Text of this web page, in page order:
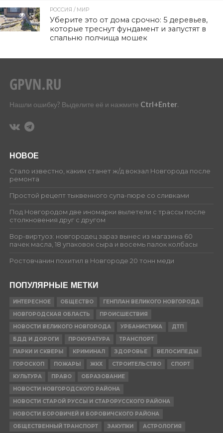
32
РОССИЯ / МИР
Уберите это от дома срочно: 5 деревьев,
которые треснут фундамент и запустят в
спальню полчища мошек
Нашли ошибку? Выделите её и нажмите Ctrl+Enter.
НОВОЕ
Стало известно, каким станет ж/д вокзал Новгорода после
ремонта
Простой рецепт тыквенного супа-пюре со сливками
Под Новгородом две иномарки вылетели с трассы после
столкновения друг с другом
Вор-виртуоз: новгородец зараз вынес из магазина 60
пачек масла, 18 упаковок сыра и восемь палок колбасы
Ростовчанин похитил в Новгороде 20 тонн меди
ПОПУЛЯРНЫЕ МЕТКИ
ИНТЕРЕСНОЕ ОБЩЕСТВО
ГЕНПЛАН ВЕЛИКОГО НОВГОРОДА
НОВГОРОДСКАЯ ОБЛАСТЬ
ПРОИСШЕСТВИЯ
НОВОСТИ ВЕЛИКОГО НОВГОРОДА
УРБАНИСТИКА
ДТП
БДД И ДОРОГИ
ПРОКУРАТУРА
ТРАНСПОРТ
ПАРКИ И СКВЕРЫ
КРИМИНАЛ ЗДОРОВЬЕ
ВЕЛОСИПЕДЫ
ГОРОСКОП
ПОЖАРЫ ЖКХ СТРОИТЕЛЬСТВО
СПОРТ
КУЛЬТУРА
ПРАВО
ОБРАЗОВАНИЕ
НОВОСТИ НОВГОРОДСКОГО РАЙОНА
НОВОСТИ СТАРОЙ РУССЫ И СТАРОРУССКОГО РАЙОНА
НОВОСТИ БОРОВИЧЕЙ И БОРОВИЧСКОГО РАЙОНА
ОБЩЕСТВЕННЫЙ ТРАНСПОРТ
ЗАКУПКИ АСТРОЛОГИЯ